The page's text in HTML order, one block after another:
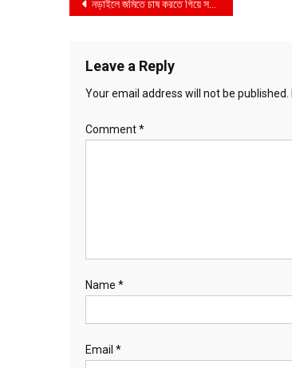
নড়াইলে জমিতে চাষ করতে গিয়ে সন্ত্রাসীদের হামলার শিকার যুবক ইয়াকুব আলী,আদালতে মামলা দায়ের
Leave a Reply
Your email address will not be published.
Comment*
Name *
Email *